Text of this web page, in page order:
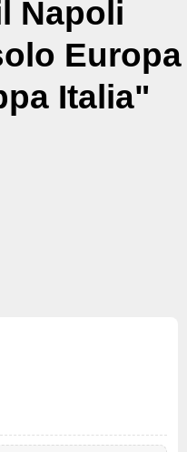
Napoli
Europa
Italia"